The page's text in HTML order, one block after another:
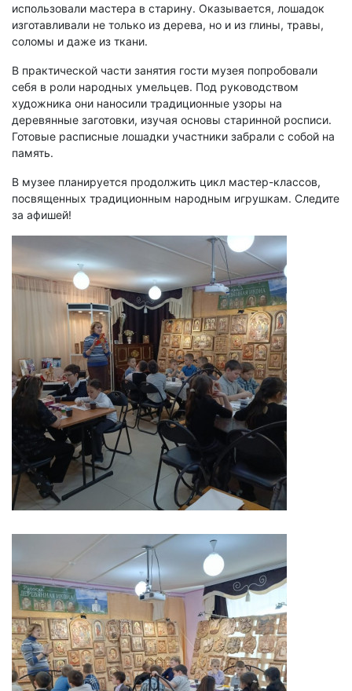
использовали мастера в старину. Оказывается, лошадок
изготавливали не только из дерева, но и из глины, травы,
соломы и даже из ткани.
В практической части занятия гости музея попробовали
себя в роли народных умельцев. Под руководством
художника они наносили традиционные узоры на
деревянные заготовки, изучая основы старинной росписи.
Готовые расписные лошадки участники забрали с собой на
память.
В музее планируется продолжить цикл мастер-классов,
посвященных традиционным народным игрушкам. Следите
за афишей!